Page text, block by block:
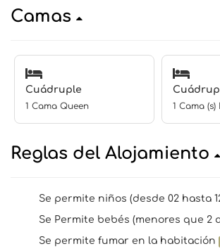
Camas
Cuádruple
1 Cama Queen 1 Cama (s)
Reglas del Alojamiento
Se permite niños (desde 02 hasta
Se Permite bebés (menores que 2
Se permite fumar en la habitación